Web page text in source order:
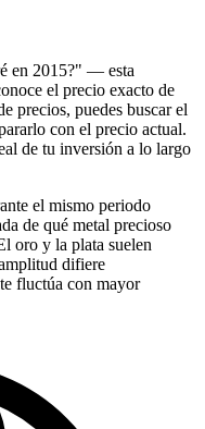
en 2015?" — esta
el precio exacto de
precios, puedes buscar el
con el precio actual.
de tu inversión a lo largo
el mismo periodo
de qué metal precioso
oro y la plata suelen
difiere
fluctúa con mayor